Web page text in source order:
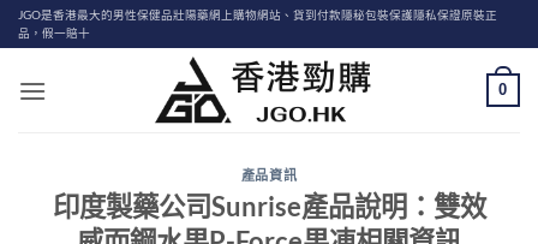
Skip
to
JGO是香港最大的男性保健品壯陽藥網上購物網站、貨到付款隱秘包裝保護隱私保證原裝正
品，假一賠十
0
產品資訊
印度製藥公司Sunrise產品說明：雙效